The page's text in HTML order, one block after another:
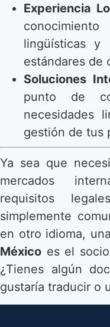
Experiencia
lingüísticas y
estándares de
Soluciones
punto de
necesidades
gestión de tus
Ya sea que
mercados
requisitos
simplemente
en otro idioma,
México es el
¿Tienes algún
gustaría traducir o